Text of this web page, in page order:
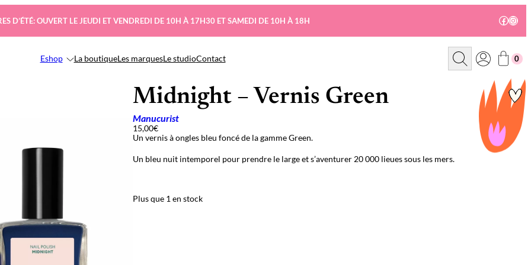
D’ÉTÉ: OUVERT LE JEUDI ET VENDREDI DE 10H À 17H30 ET SAMEDI DE 10H À 18H
Eshop La boutiqueLes marquesLe studioContact
R
c
0
Midnight – Vernis Green
Manucurist
15,00€
Un vernis à ongles bleu foncé de la gamme Green.
Un bleu nuit intemporel pour prendre le large et s’aventurer 20 000 lieues sous les mers.
Plus que 1 en stock